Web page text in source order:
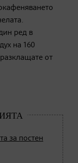
ред в
на 160
от
за постен